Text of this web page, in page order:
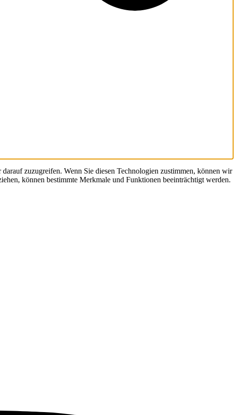
zuzugreifen. Wenn Sie diesen Technologien zustimmen, können wir
können bestimmte Merkmale und Funktionen beeinträchtigt werden.